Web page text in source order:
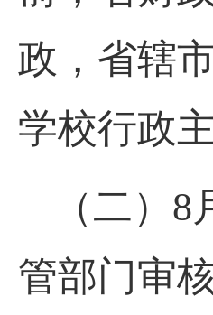
政，省辖
学校行政
（二）
管部门审